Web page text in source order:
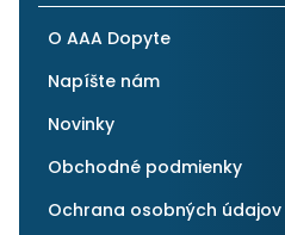
O AAA Dopyte
Napíšte nám
Novinky
Obchodné podmienky
Ochrana osobných údajov